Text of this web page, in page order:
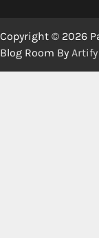
Copyright © 2026
Blog Room By